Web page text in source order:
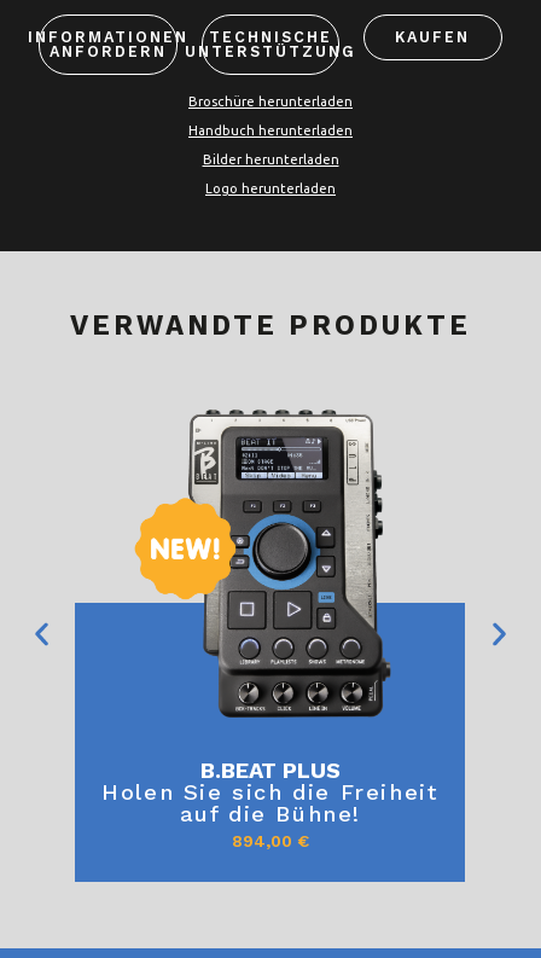
INFORMATIONEN
ANFORDERN
TECHNISCHE
UNTERSTÜTZUNG
KAUFEN
Broschüre herunterladen
Handbuch herunterladen
Bilder herunterladen
Logo herunterladen
VERWANDTE PRODUKTE
B.BEAT PLUS
Holen Sie sich die Freiheit
auf die Bühne!
894,00 €